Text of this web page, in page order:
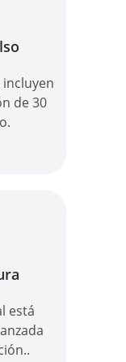
de 30
está